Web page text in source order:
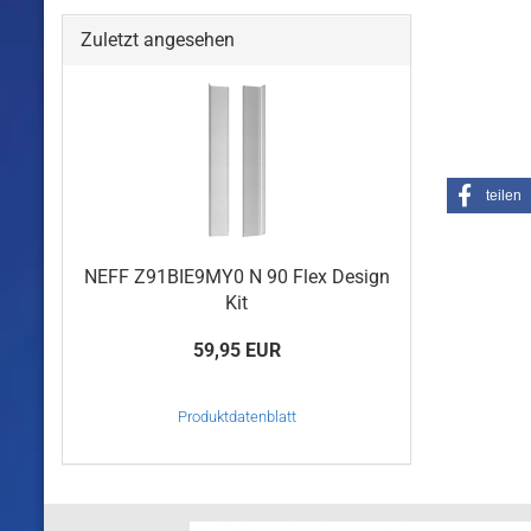
teilen
Zuletzt angesehen
NEFF Z91BIE9MY0 N 90 Flex Design
Kit
59,95 EUR
Produktdatenblatt